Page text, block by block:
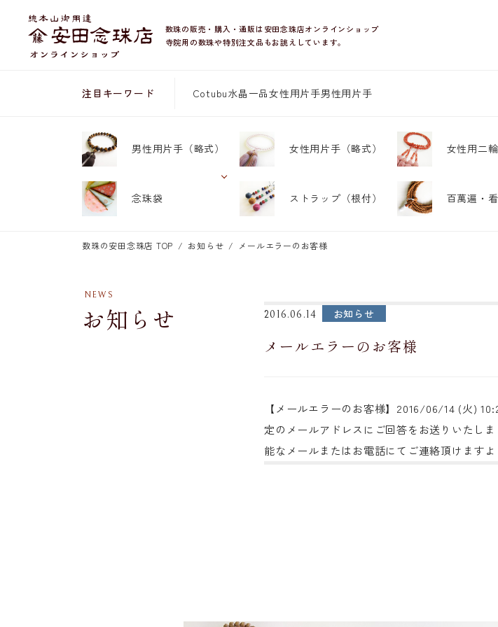
数珠の販売・購入・通販は安田念珠店オンラインショップ
寺院用の数珠や特別注文品もお誂えしています。
注目キーワード Cotubu水晶 一品女性用片手男性用片手
男性用片手 （略式） 女性用片手 （略式） 女性用二輪
念珠袋 ストラップ （根付） 百萬遍・
数珠の安田念珠店 TOP お知らせ メールエラーのお客様
お知らせ 2016.06.14 お知らせ
メールエラーのお客様
【メールエラーのお客様】2016/06/14 (火)
定のメールアドレスにご回答をお送りいたし
能なメールまたはお電話にてご連絡頂けますよ